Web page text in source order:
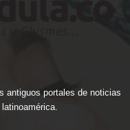
antiguos portales de noticias